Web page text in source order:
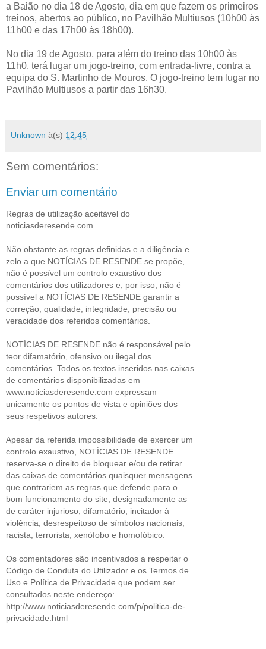
a Baião no dia 18 de Agosto, dia em que fazem os primeiros
treinos, abertos ao público, no Pavilhão Multiusos (10h00 às
11h00 e das 17h00 às 18h00).
No dia 19 de Agosto, para além do treino das 10h00 às
11h0, terá lugar um jogo-treino, com entrada-livre, contra a
equipa do S. Martinho de Mouros. O jogo-treino tem lugar no
Pavilhão Multiusos a partir das 16h30.
Unknown à(s) 12:45
Sem comentários:
Enviar um comentário
Regras de utilização aceitável do
noticiasderesende.com
Não obstante as regras definidas e a diligência e
zelo a que NOTÍCIAS DE RESENDE se propõe,
não é possível um controlo exaustivo dos
comentários dos utilizadores e, por isso, não é
possível a NOTÍCIAS DE RESENDE garantir a
correção, qualidade, integridade, precisão ou
veracidade dos referidos comentários.
NOTÍCIAS DE RESENDE não é responsável pelo
teor difamatório, ofensivo ou ilegal dos
comentários. Todos os textos inseridos nas caixas
de comentários disponibilizadas em
www.noticiasderesende.com expressam
unicamente os pontos de vista e opiniões dos
seus respetivos autores.
Apesar da referida impossibilidade de exercer um
controlo exaustivo, NOTÍCIAS DE RESENDE
reserva-se o direito de bloquear e/ou de retirar
das caixas de comentários quaisquer mensagens
que contrariem as regras que defende para o
bom funcionamento do site, designadamente as
de caráter injurioso, difamatório, incitador à
violência, desrespeitoso de símbolos nacionais,
racista, terrorista, xenófobo e homofóbico.
Os comentadores são incentivados a respeitar o
Código de Conduta do Utilizador e os Termos de
Uso e Política de Privacidade que podem ser
consultados neste endereço:
http://www.noticiasderesende.com/p/politica-de-
privacidade.html